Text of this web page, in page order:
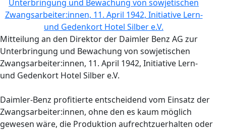
Mitteilung an den Direktor der Daimler Benz AG zur
Unterbringung und Bewachung von sowjetischen
Zwangsarbeiter:innen, 11. April 1942, Initiative Lern-
und Gedenkort Hotel Silber e.V.
Daimler-Benz profitierte entscheidend vom Einsatz der
Zwangsarbeiter:innen, ohne den es kaum möglich
gewesen wäre, die Produktion aufrechtzuerhalten oder